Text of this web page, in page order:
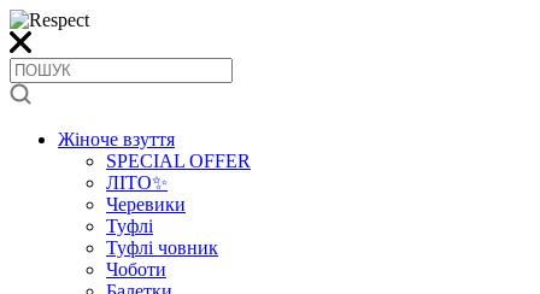
Жіноче взуття
SPECIAL OFFER
ЛІТО✨
Черевики
Туфлі
Туфлі човник
Чоботи